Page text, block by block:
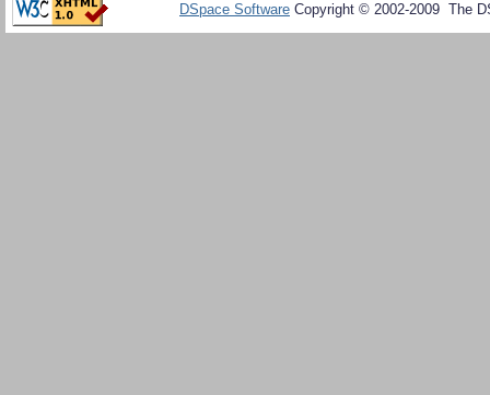
DSpace Software Copyright © 2002-2009 The